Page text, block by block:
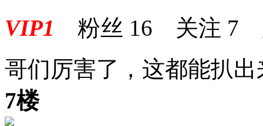
VIP1 粉丝 16 关注 7
哥们厉害了，这都能扒出
7楼